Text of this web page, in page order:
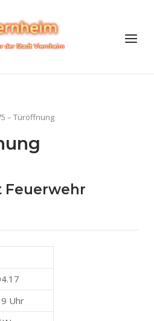
Menu
– Türöffnung
Feuerwehr
Uhr